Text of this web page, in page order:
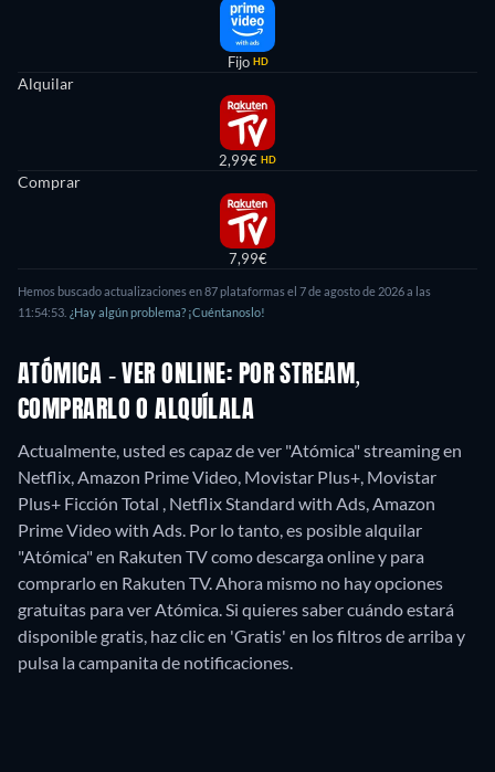
Fijo HD
Alquilar
2,99€ HD
Comprar
7,99€
Hemos buscado actualizaciones en87plataformas el 7 de agosto de 2026a las
11:54:53 ¿Hay algún problema? ¡Cuéntanoslo!
ATÓMICA - VER ONLINE: POR STREAM,
COMPRARLO O ALQUÍLALA
Actualmente, usted es capaz de ver "Atómica" streaming en
Netflix, Amazon Prime Video, Movistar Plus+, Movistar
Plus+ Ficción Total , Netflix Standard with Ads, Amazon
Prime Video with Ads. Por lo tanto, es posible alquilar
"Atómica" en Rakuten TV como descarga online y para
comprarlo en Rakuten TV.Ahora mismo no hay opciones
gratuitas para ver Atómica. Si quieres saber cuándo estará
disponible gratis, haz clic en 'Gratis' en los filtros de arriba y
pulsa la campanita de notificaciones.